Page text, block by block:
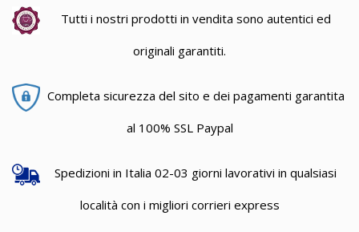
Tutti i nostri prodotti in vendita sono autentici ed
originali garantiti.
Completa sicurezza del sito e dei pagamenti garantita
al 100% SSL Paypal
Spedizioni in Italia 02-03 giorni lavorativi in qualsiasi
località con i migliori corrieri express